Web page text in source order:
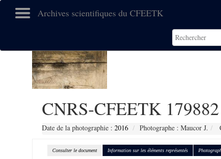
Archives scientifiques du CFEETK
CNRS-CFEETK 179882
Date de la photographie : 2016 Photographe : Maucor J.
Consulter le document Information sur les éléments représentés